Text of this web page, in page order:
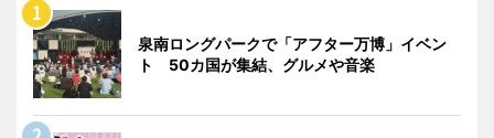
泉南ロングパークで「アフター万博」イベン
ト 50カ国が集結、グルメや音楽